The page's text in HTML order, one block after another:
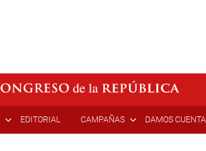
EDITORIAL CAMPAÑAS DAMOS CUENTA